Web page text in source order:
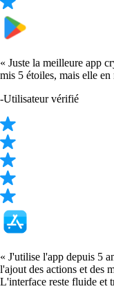
DOGE
USDT$0.864747-0.08 %
LTC
RVN
UNI$3.45 -1.59%